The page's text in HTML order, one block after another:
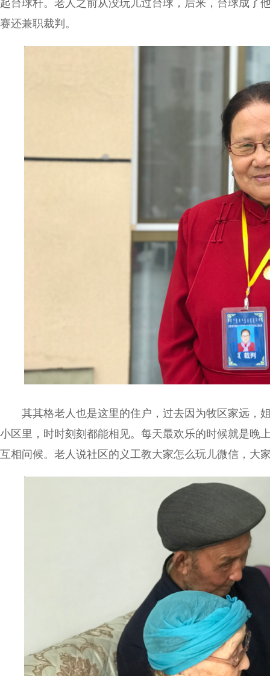
起台球杆。老人之前从没玩儿过台球，后来，台球成了
赛还兼职裁判。
其其格老人也是这里的住户，过去因为牧区家远，
小区里，时时刻刻都能相见。每天最欢乐的时候就是晚
互相问候。老人说社区的义工教大家怎么玩儿微信，大